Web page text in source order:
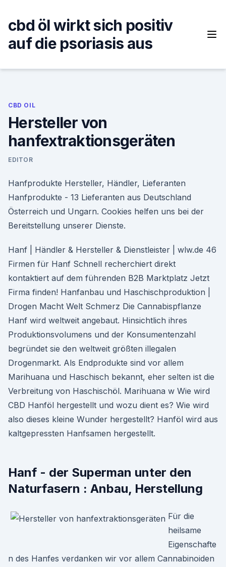
content
cbd öl wirkt sich positiv
auf die psoriasis aus
CBD OIL
Hersteller von
hanfextraktionsgeräten
EDITOR
Hanfprodukte Hersteller, Händler, Lieferanten
Hanfprodukte - 13 Lieferanten aus Deutschland
Österreich und Ungarn. Cookies helfen uns bei der
Bereitstellung unserer Dienste.
Hanf | Händler & Hersteller & Dienstleister | wlw.de 46
Firmen für Hanf Schnell recherchiert direkt
kontaktiert auf dem führenden B2B Marktplatz Jetzt
Firma finden! Hanfanbau und Haschischproduktion |
Drogen Macht Welt Schmerz Die Cannabispflanze
Hanf wird weltweit angebaut. Hinsichtlich ihres
Produktionsvolumens und der Konsumentenzahl
begründet sie den weltweit größten illegalen
Drogenmarkt. Als Endprodukte sind vor allem
Marihuana und Haschisch bekannt, eher selten ist die
Verbreitung von Haschischöl. Marihuana w Wie wird
CBD Hanföl hergestellt und wozu dient es? Wie wird
also dieses kleine Wunder hergestellt? Hanföl wird aus
kaltgepressten Hanfsamen hergestellt.
Hanf - der Superman unter den
Naturfasern : Anbau, Herstellung
Für die
heilsame
Eigenschafte
n des Hanfes verdanken wir vor allem Cannabinoiden